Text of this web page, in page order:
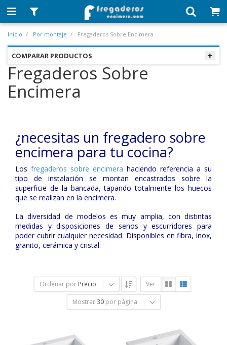
Inicio Por montaje Fregaderos Sobre Encimera
COMPARAR PRODUCTOS
Fregaderos Sobre
Encimera
¿necesitas un fregadero sobre
encimera para tu cocina?
Los fregaderos sobre encimera haciendo referencia a su
tipo de instalación se montan encastrados sobre la
superficie de la bancada, tapando totalmente los huecos
que se realizan en la encimera.
La diversidad de modelos es muy amplia, con distintas
medidas y disposiciones de senos y escurridores para
poder cubrir cualquier necesidad. Disponibles en fibra, inox,
granito, cerámica y cristal.
Ordenar por Precio Ver
Mostrar 30 por página